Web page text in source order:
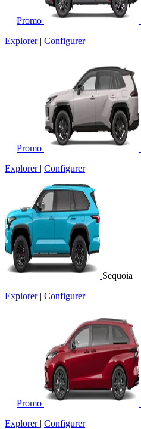
Promo
Explorer | Configurer
Promo
Explorer | Configurer
Sequoia
Explorer | Configurer
Promo
Explorer | Configurer